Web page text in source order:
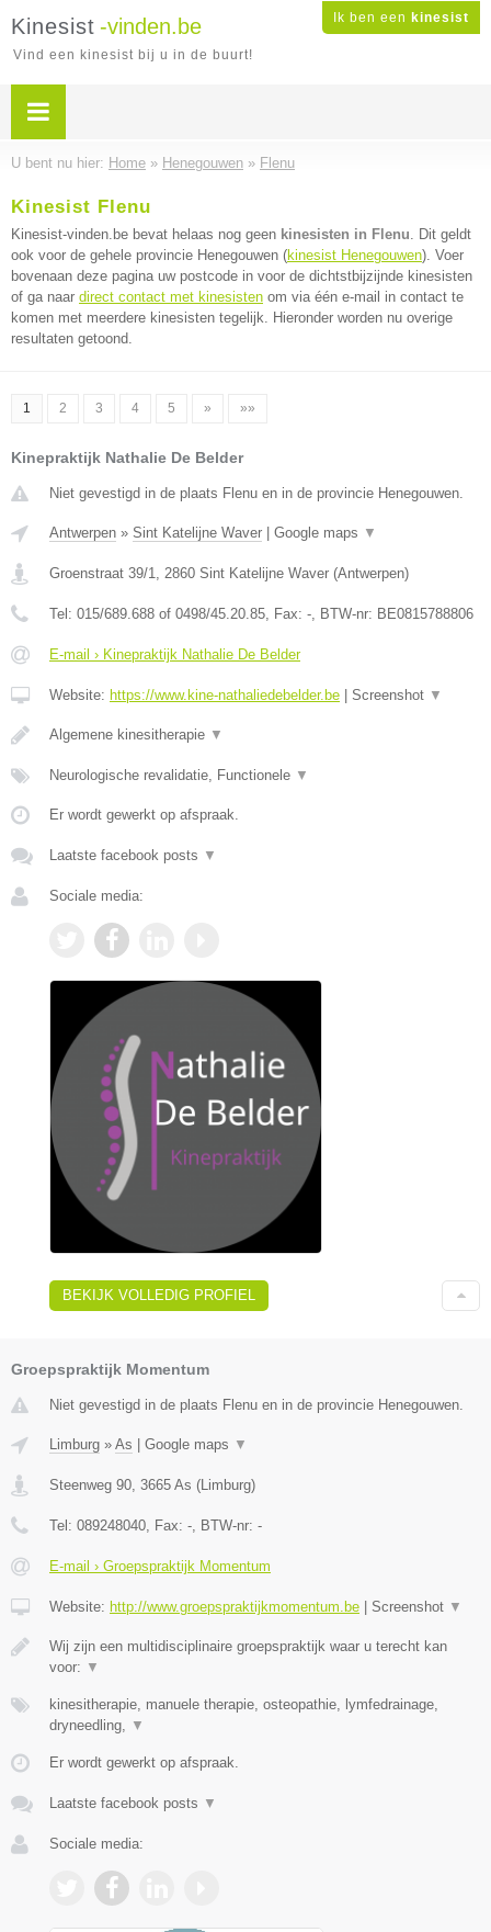
Ik ben een kinesist
Kinesist -vinden.be
Vind een kinesist bij u in de buurt!
U bent nu hier: Home » Henegouwen » Flenu
Kinesist Flenu
Kinesist-vinden.be bevat helaas nog geen kinesisten in Flenu. Dit geldt
ook voor de gehele provincie Henegouwen (kinesist Henegouwen). Voer
bovenaan deze pagina uw postcode in voor de dichtstbijzijnde kinesisten
of ga naar direct contact met kinesisten om via één e-mail in contact te
komen met meerdere kinesisten tegelijk. Hieronder worden nu overige
resultaten getoond.
1 2 3 4 5 » »»
Kinepraktijk Nathalie De Belder
Niet gevestigd in de plaats Flenu en in de provincie Henegouwen.
Antwerpen » Sint Katelijne Waver Google maps ▼
Groenstraat 39/1, 2860 Sint Katelijne Waver (Antwerpen)
Tel: 015/689.688 of 0498/45.20.85, Fax: -, BTW-nr: BE0815788806
E-mail › Kinepraktijk Nathalie De Belder
Website: https://www.kine-nathaliedebelder.be Screenshot ▼
Algemene kinesitherapie ▼
Neurologische revalidatie, Functionele ▼
Er wordt gewerkt op afspraak.
Laatste facebook posts ▼
Sociale media:
BEKIJK VOLLEDIG PROFIEL
Groepspraktijk Momentum
Niet gevestigd in de plaats Flenu en in de provincie Henegouwen.
Limburg » As Google maps ▼
Steenweg 90 3665 As ( Limburg)
Tel: 089248040 , Fax: - , BTW-nr: -
E-mail › Groepspraktijk Momentum
Website: http://www.groepspraktijkmomentum.be Screenshot ▼
Wij zijn een multidisciplinaire groepspraktijk waar u terecht kan
voor: ▼
kinesitherapie, manuele therapie, osteopathie, lymfedrainage,
dryneedling,
▼
Er wordt gewerkt op afspraak.
Laatste facebook posts ▼
Sociale media: